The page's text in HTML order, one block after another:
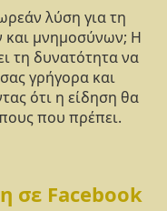
λύση για τη
και μνημοσύνων; Η
τη δυνατότητα να
γρήγορα και
ότι η είδηση θα
που πρέπει.
σε Facebook